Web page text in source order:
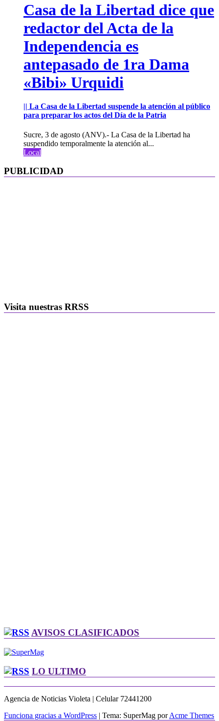
Casa de la Libertad dice que
redactor del Acta de la
Independencia es
antepasado de 1ra Dama
«Bibi» Urquidi
|| La Casa de la Libertad suspende la atención al público
para preparar los actos del Día de la Patria
Sucre, 3 de agosto (ANV).- La Casa de la Libertad ha
suspendido temporalmente la atención al...
Local
PUBLICIDAD
Visita nuestras RRSS
AVISOS CLASIFICADOS
LO ULTIMO
Agencia de Noticias Violeta | Celular 72441200
Funciona gracias a WordPress | Tema: SuperMag porAcme Themes